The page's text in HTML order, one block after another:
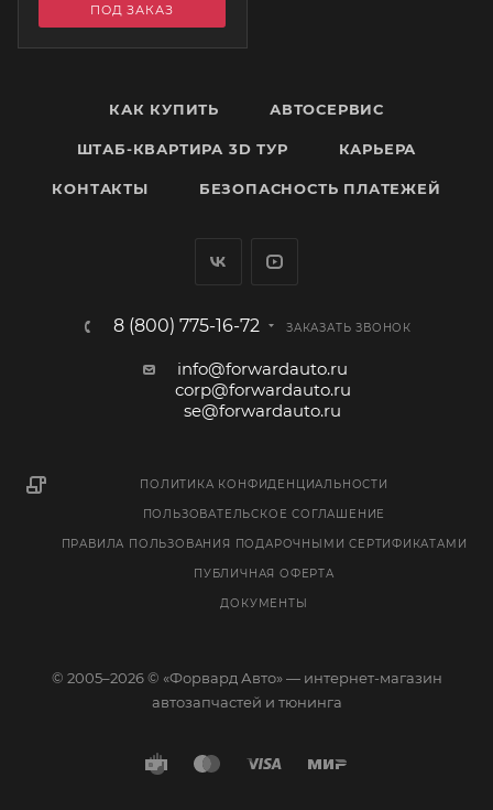
ПОД ЗАКАЗ
КАК КУПИТЬ АВТОСЕРВИС
ШТАБ-КВАРТИРА 3D ТУР КАРЬЕРА
КОНТАКТЫ БЕЗОПАСНОСТЬ ПЛАТЕЖЕЙ
8 (800) 775-16-72 ЗАКАЗАТЬ ЗВОНОК
info@forwardauto.ru
corp@forwardauto.ru
se@forwardauto.ru
ПОЛИТИКА КОНФИДЕНЦИАЛЬНОСТИ
ПОЛЬЗОВАТЕЛЬСКОЕ СОГЛАШЕНИЕ
ПРАВИЛА ПОЛЬЗОВАНИЯ ПОДАРОЧНЫМИ СЕРТИФИКАТАМИ
ПУБЛИЧНАЯ ОФЕРТА
ДОКУМЕНТЫ
© 2005–2026 © «Форвард Авто» — интернет-магазин
автозапчастей и тюнинга